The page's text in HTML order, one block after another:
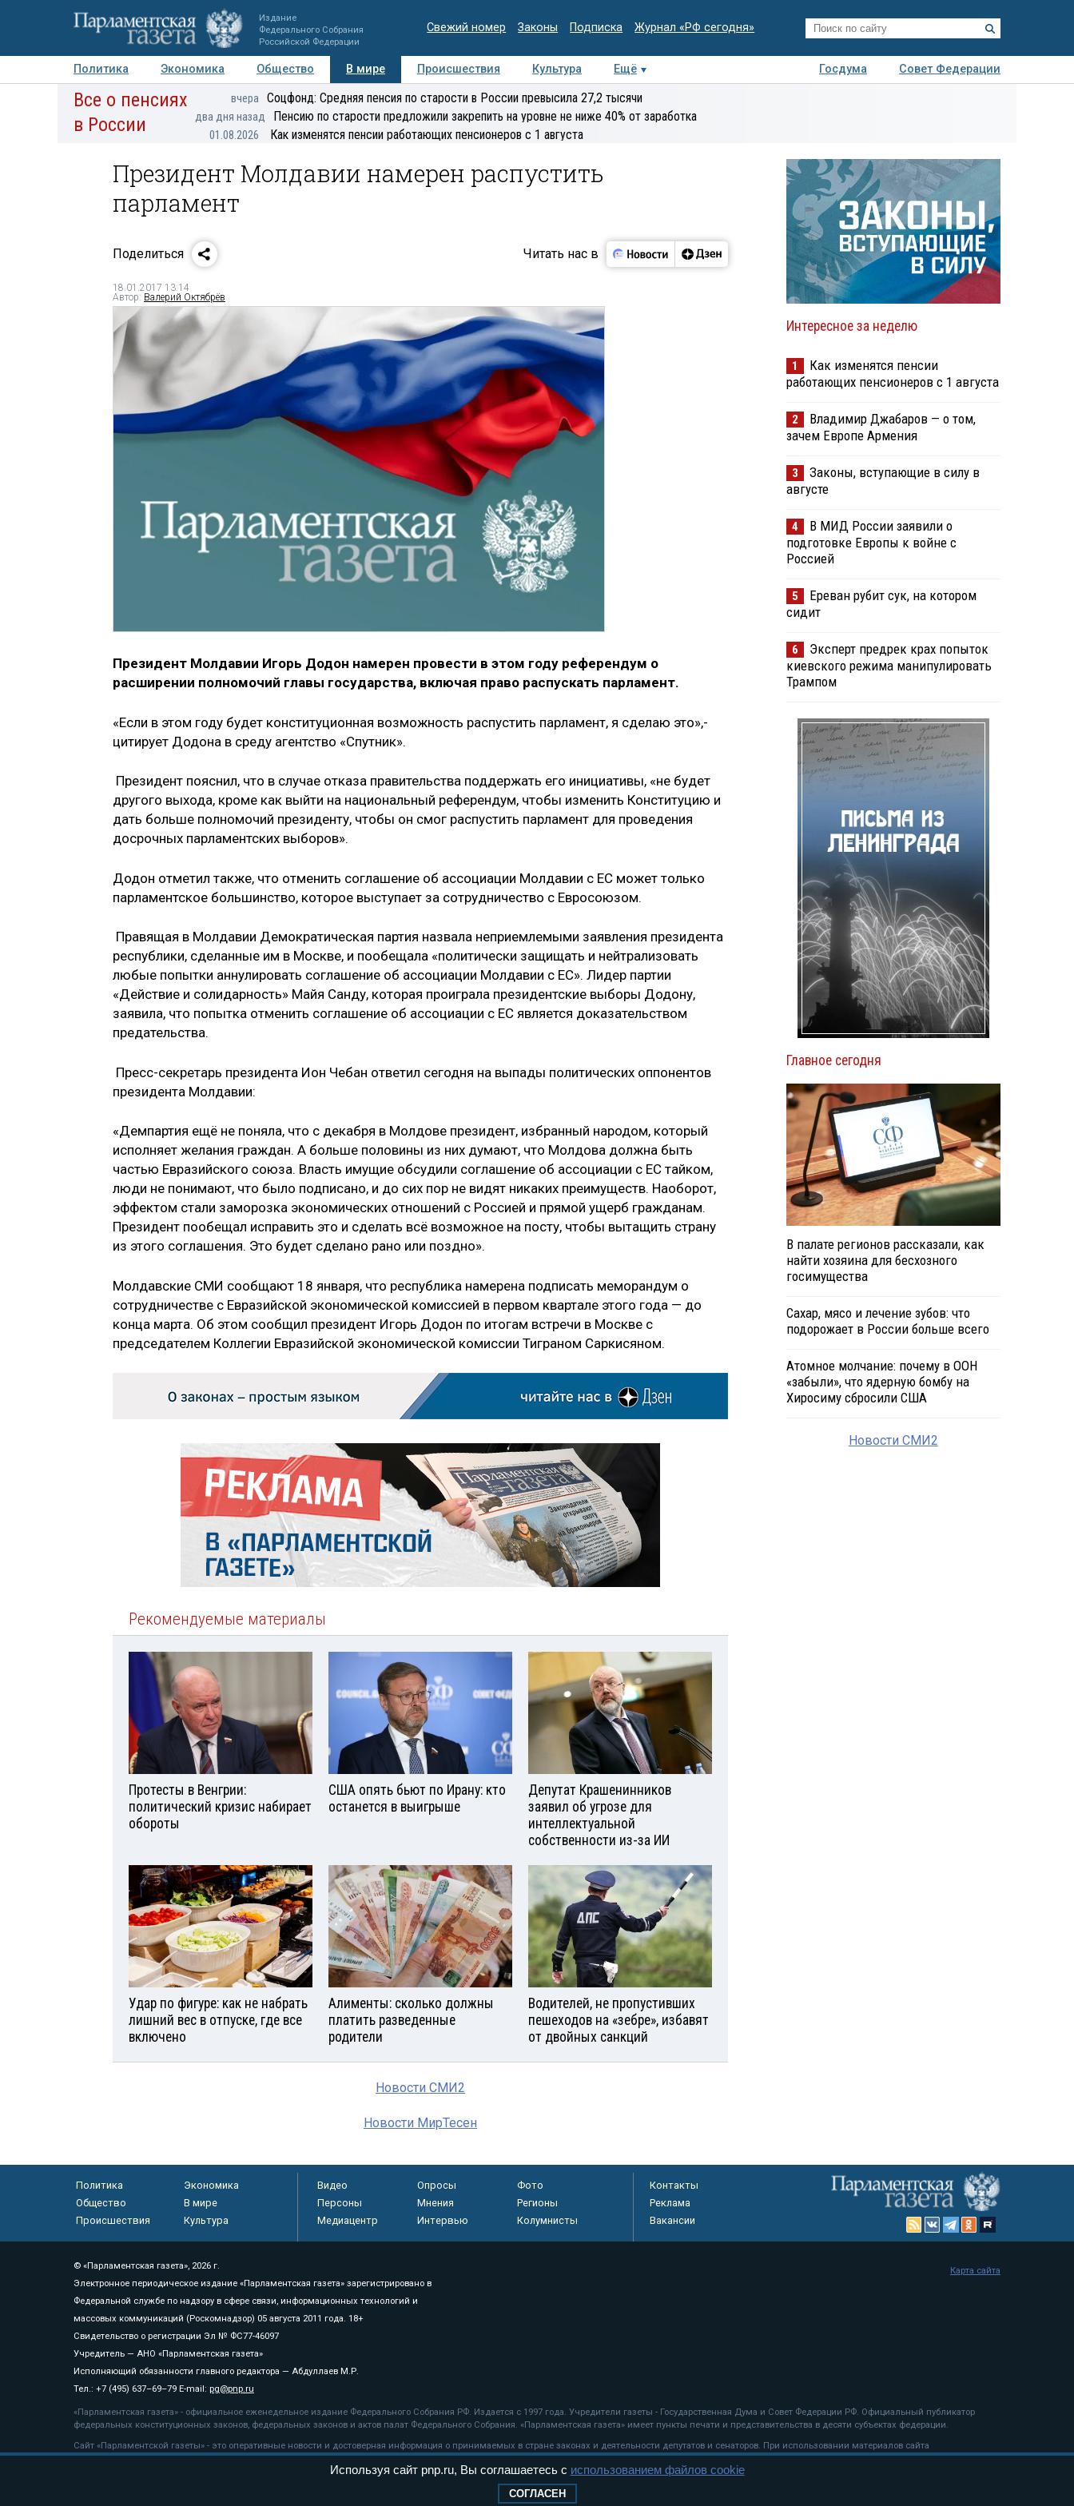
Издание
Федерального Собрания
Российской Федерации
Свежий номер Законы Подписка Журнал «РФ сегодня»
Политика Экономика Общество В мире Происшествия Культура Ещё Госдума
Совет Федерации
Авторы Персоны Мнения Регионы Медиацентр Интервью Колумнисты
экспертиза
Все о пенсиях
в России
вчера Соцфонд: Средняя пенсия по старости в России превысила 27,2 тысячи
два дня назад Пенсию по старости предложили закрепить на уровне не ниже 40% от заработка
01.08.2026 Как изменятся пенсии работающих пенсионеров с 1 августа
Президент Молдавии намерен распустить
парламент
Поделиться Читать нас в
18.01.2017 13:14
Автор: Валерий Октябрёв
Президент Молдавии Игорь Додон намерен провести в этом году референдум о
расширении полномочий главы государства, включая право распускать парламент.
«Если в этом году будет конституционная возможность распустить парламент, я сделаю это»,-
цитирует Додона в среду агентство «Спутник».
Президент пояснил, что в случае отказа правительства поддержать его инициативы, «не будет
другого выхода, кроме как выйти на национальный референдум, чтобы изменить Конституцию и
дать больше полномочий президенту, чтобы он смог распустить парламент для проведения
досрочных парламентских выборов».
Додон отметил также, что отменить соглашение об ассоциации Молдавии с ЕС может только
парламентское большинство, которое выступает за сотрудничество с Евросоюзом.
Правящая в Молдавии Демократическая партия назвала неприемлемыми заявления президента
республики, сделанные им в Москве, и пообещала «политически защищать и нейтрализовать
любые попытки аннулировать соглашение об ассоциации Молдавии с ЕС». Лидер партии
«Действие и солидарность» Майя Санду, которая проиграла президентские выборы Додону,
заявила, что попытка отменить соглашение об ассоциации с ЕС является доказательством
предательства.
Пресс-секретарь президента Ион Чебан ответил сегодня на выпады политических оппонентов
президента Молдавии:
«Демпартия ещё не поняла, что с декабря в Молдове президент, избранный народом, который
исполняет желания граждан. А больше половины из них думают, что Молдова должна быть
частью Евразийского союза. Власть имущие обсудили соглашение об ассоциации с ЕС тайком,
люди не понимают, что было подписано, и до сих пор не видят никаких преимуществ. Наоборот,
эффектом стали заморозка экономических отношений с Россией и прямой ущерб гражданам.
Президент пообещал исправить это и сделать всё возможное на посту, чтобы вытащить страну
из этого соглашения. Это будет сделано рано или поздно».
Молдавские СМИ сообщают 18 января, что республика намерена подписать меморандум о
сотрудничестве с Евразийской экономической комиссией в первом квартале этого года — до
конца марта. Об этом сообщил президент Игорь Додон по итогам встречи в Москве с
председателем Коллегии Евразийской экономической комиссии Тиграном Саркисяном.
Рекомендуемые материалы
Протесты в Венгрии:
политический кризис набирает
обороты
США опять бьют по Ирану: кто
останется в выигрыше
Депутат Крашенинников
заявил об угрозе для
интеллектуальной
собственности из-за ИИ
Удар по фигуре: как не набрать
лишний вес в отпуске, где все
включено
Алименты: сколько должны
платить разведенные
родители
Водителей, не пропустивших
пешеходов на «зебре», избавят
от двойных санкций
Новости СМИ2
Новости МирТесен
Интересное за неделю
1
Как изменятся пенсии
работающих пенсионеров с 1 августа
2
Владимир Джабаров — о том,
зачем Европе Армения
3
Законы, вступающие в силу в
августе
4
В МИД России заявили о
подготовке Европы к войне с
Россией
5
Ереван рубит сук, на котором
сидит
6
Эксперт предрек крах попыток
киевского режима манипулировать
Трампом
Главное сегодня
В палате регионов рассказали, как
найти хозяина для бесхозного
госимущества
Сахар, мясо и лечение зубов: что
подорожает в России больше всего
Атомное молчание: почему в ООН
«забыли», что ядерную бомбу на
Хиросиму сбросили США
Новости СМИ2
Политика
Экономика
Общество
В мире
Происшествия
Культура
Видео Опросы
Фото
Персоны
Мнения
Регионы
Медиацентр
Интервью Колумнисты
Контакты
Реклама
Вакансии
© «Парламентская газета», 2026 г.
Электронное периодическое издание «Парламентская газета» зарегистрировано в
Федеральной службе по надзору в сфере связи, информационных технологий и
массовых коммуникаций (Роскомнадзор) 05 августа 2011 года. 18+
Свидетельство о регистрации Эл № ФС77-46097
Учредитель — АНО «Парламентская газета»
Исполняющий обязанности главного редактора — Абдуллаев М.Р.
Тел.: +7 (495) 637–69–79 E-mail: pg@pnp.ru
«Парламентская газета» - официальное еженедельное издание Федерального Собрания РФ. Издается с 1997 года. Учредители газеты - Государственная Дума и Совет Федерации РФ. Официальный публикатор
федеральных конституционных законов, федеральных законов и актов палат Федерального Собрания. «Парламентская газета» имеет пункты печати и представительства в десяти субъектах федерации.
Сайт «Парламентской газеты» - это оперативные новости и достоверная информация о принимаемых в стране законах и деятельности депутатов и сенаторов. При использовании материалов сайта
«Парламентской газеты» активная ссылка на pnp.ru обязательна.
рекомендательные технологии
Карта сайта
Используя сайт pnp.ru, Вы соглашаетесь с использованием файлов cookie
СОГЛАСЕН